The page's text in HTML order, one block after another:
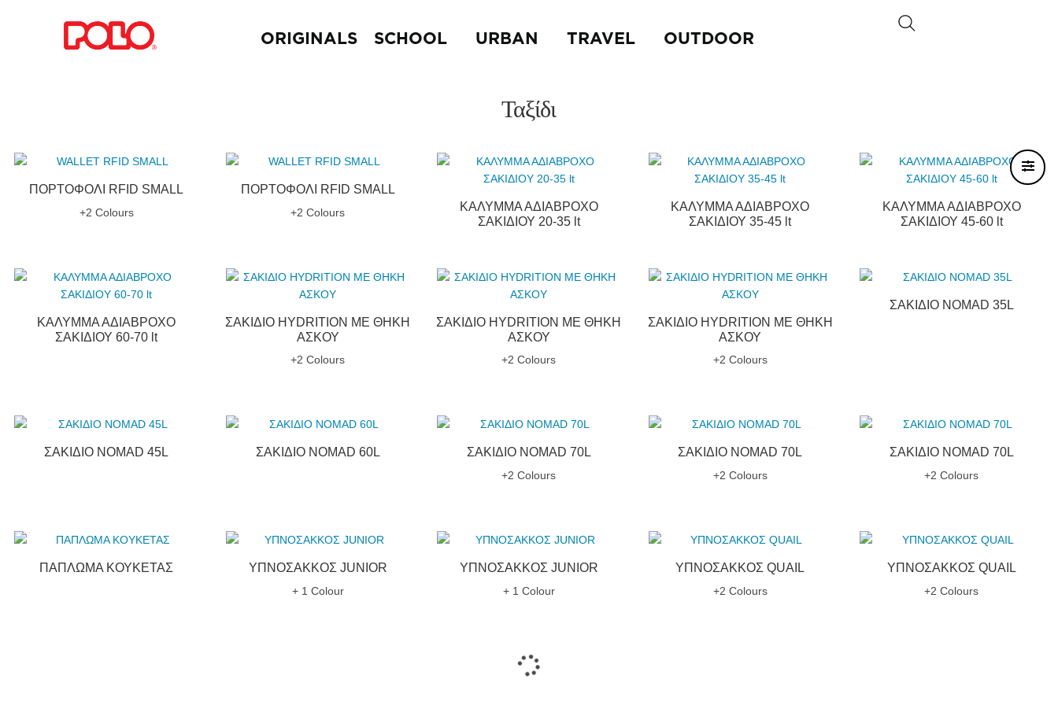
ORIGINALS SCHOOL URBAN TRAVEL OUTDOOR
Ταξίδι
ΠΟΡΤΟΦΟΛΙ RFID SMALL
+2 Colours
ΠΟΡΤΟΦΟΛΙ RFID SMALL
+2 Colours
ΚΑΛΥΜΜΑ ΑΔΙΑΒΡΟΧΟ
ΣΑΚΙΔΙΟΥ 20-35 lt
ΚΑΛΥΜΜΑ ΑΔΙΑΒΡΟΧΟ
ΣΑΚΙΔΙΟΥ 35-45 lt
ΚΑΛΥΜΜΑ ΑΔΙΑΒΡΟΧΟ
ΣΑΚΙΔΙΟΥ 45-60 lt
ΚΑΛΥΜΜΑ ΑΔΙΑΒΡΟΧΟ
ΣΑΚΙΔΙΟΥ 60-70 lt
ΣΑΚΙΔΙΟ HYDRITION ΜΕ ΘΗΚΗ
ΑΣΚΟΥ
+2 Colours
ΣΑΚΙΔΙΟ HYDRITION ΜΕ ΘΗΚΗ
ΑΣΚΟΥ
+2 Colours
ΣΑΚΙΔΙΟ HYDRITION ΜΕ ΘΗΚΗ
ΑΣΚΟΥ
+2 Colours
ΣΑΚΙΔΙΟ NOMAD 35L
ΣΑΚΙΔΙΟ NOMAD 45L ΣΑΚΙΔΙΟ NOMAD 60L ΣΑΚΙΔΙΟ NOMAD 70L
+2 Colours
ΣΑΚΙΔΙΟ NOMAD 70L
+2 Colours
ΣΑΚΙΔΙΟ NOMAD 70L
+2 Colours
ΠΑΠΛΩΜΑ ΚΟΥΚΕΤΑΣ ΥΠΝΟΣΑΚΚΟΣ JUNIOR
+ 1 Colour
ΥΠΝΟΣΑΚΚΟΣ JUNIOR
+ 1 Colour
ΥΠΝΟΣΑΚΚΟΣ QUAIL
+2 Colours
ΥΠΝΟΣΑΚΚΟΣ QUAIL
+2 Colours